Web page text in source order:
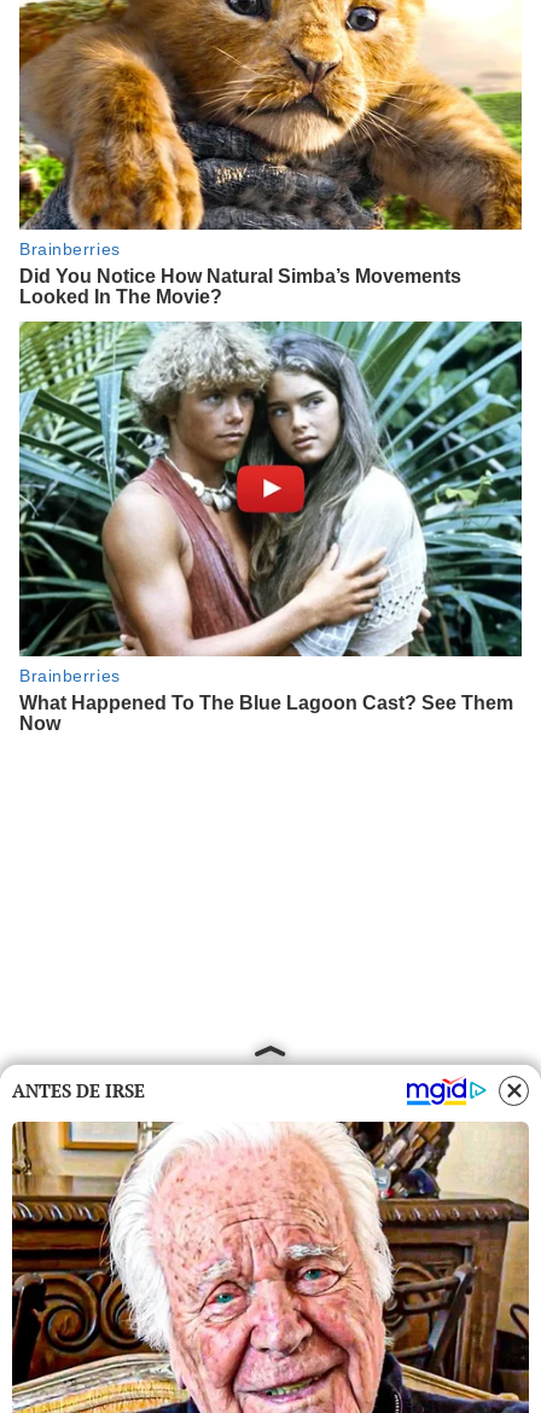
ANTES DE IRSE